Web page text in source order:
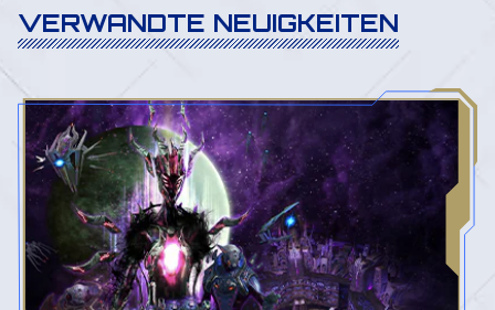
VERWANDTE NEUIGKEITEN